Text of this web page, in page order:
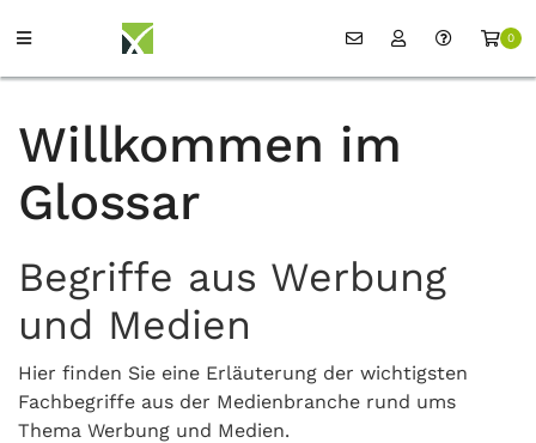
0
Willkommen im
Glossar
Begriffe aus Werbung
und Medien
Hier finden Sie eine Erläuterung der wichtigsten
Fachbegriffe aus der Medienbranche rund ums
Thema Werbung und Medien.